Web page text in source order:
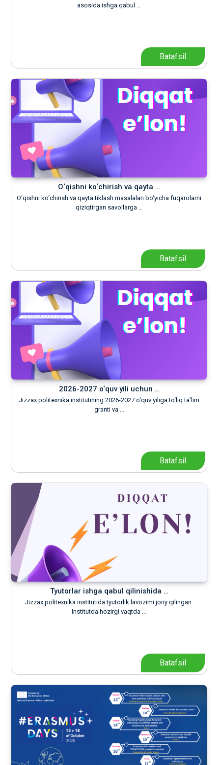
asosida ishga qabul …
Batafsil
O‘qishni ko‘chirish va qayta …
O‘qishni ko‘chirish va qayta tiklash masalalari bo‘yicha fuqarolarni
qiziqtirgan savollarga …
Batafsil
2026-2027 o‘quv yili uchun …
Jizzax politexnika institutining 2026-2027 o‘quv yiliga to‘liq ta’lim
granti va …
Batafsil
Tyutorlar ishga qabul qilinishida …
Jizzax politexnika institutida tyutorlik lavozimi joriy qilingan.
Institutda hozirgi vaqtda …
Batafsil